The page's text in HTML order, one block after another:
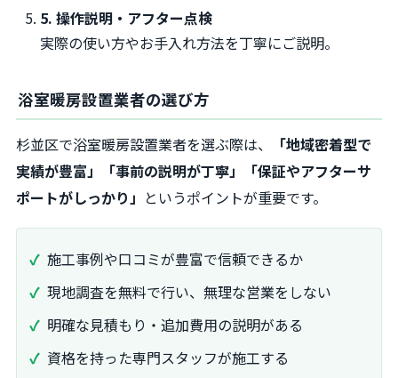
5. 操作説明・アフター点検
実際の使い方やお手入れ方法を丁寧にご説明。
浴室暖房設置業者の選び方
杉並区で浴室暖房設置業者を選ぶ際は、
「地域密着型で
実績が豊富」「事前の説明が丁寧」「保証やアフターサ
ポートがしっかり」 というポイントが重要です。
施工事例や口コミが豊富で信頼できるか
現地調査を無料で行い、無理な営業をしない
明確な見積もり・追加費用の説明がある
資格を持った専門スタッフが施工する